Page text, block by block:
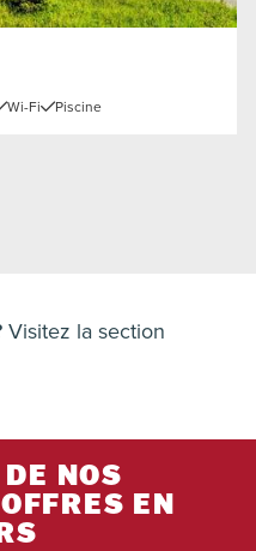
Wi-Fi Piscine
Visitez la section
NOS
EN